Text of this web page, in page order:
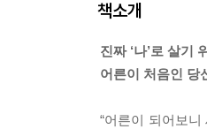
책소개
진짜 ‘나’로 살기
어른이 처음인 당
“어른이 되어보